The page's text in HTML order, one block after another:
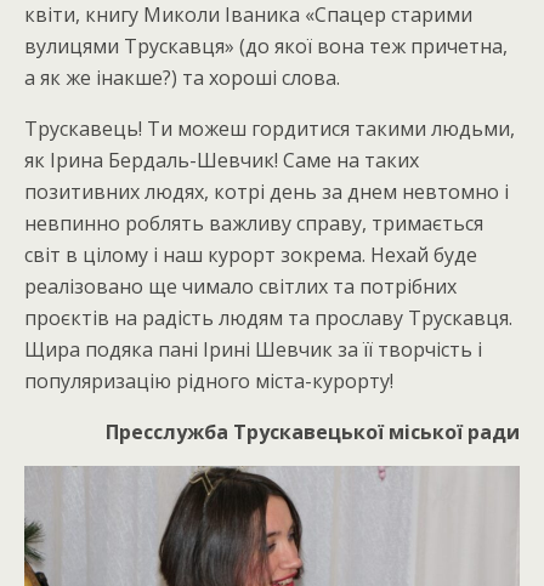
квіти, книгу Миколи Іваника «Спацер старими
вулицями Трускавця» (до якої вона теж причетна,
а як же інакше?) та хороші слова.
Трускавець! Ти можеш гордитися такими людьми,
як Ірина Бердаль-Шевчик! Саме на таких
позитивних людях, котрі день за днем невтомно і
невпинно роблять важливу справу, тримається
світ в цілому і наш курорт зокрема. Нехай буде
реалізовано ще чимало світлих та потрібних
проєктів на радість людям та прославу Трускавця.
Щира подяка пані Ірині Шевчик за її творчість і
популяризацію рідного міста-курорту!
Пресслужба Трускавецької міської ради